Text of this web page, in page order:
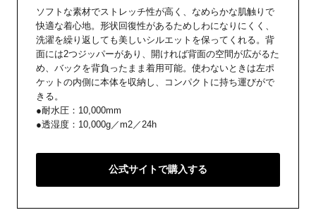
ソフトな素材でストレッチ性が高く、なめらかな肌触りで
快適な着心地。形状回復性があるためしわになりにくく、
洗濯を繰り返しても美しいシルエットを保ってくれる。背
面には2つジッパーがあり、開ければ背面の空間が広がるた
め、バックを背負ったまま着用可能。使わないときは左ポ
ケットの内側に本体を収納し、コンパクトに持ち運びがで
きる。
●耐水圧：10,000mm
●透湿度：10,000g／m2／24h
公式サイトで購入する